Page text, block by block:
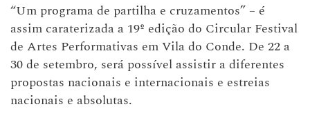
“Um programa de partilha e cruzamentos” – é
assim caraterizada a 19º edição do Circular Festival
de Artes Performativas em Vila do Conde. De 22 a
30 de setembro, será possível assistir a diferentes
propostas nacionais e internacionais e estreias
nacionais e absolutas.